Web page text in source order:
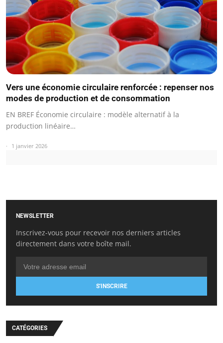
Vers une économie circulaire renforcée : repenser nos
modes de production et de consommation
EN BREF Économie circulaire : modèle alternatif à la
production linéaire…
1 janvier 2026
NEWSLETTER
Inscrivez-vous pour recevoir nos derniers articles
directement dans votre boîte mail.
S'INSCRIRE
CATÉGORIES